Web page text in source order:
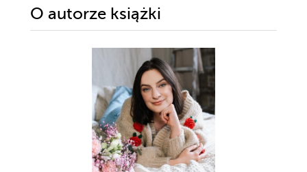
O autorze książki